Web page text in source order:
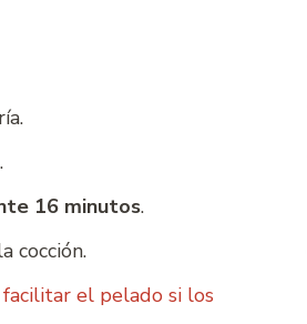
16 minutos.
cocción.
el pelado si los